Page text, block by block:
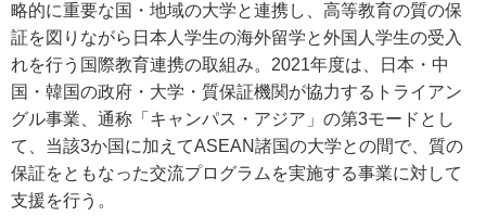
略的に重要な国・地域の大学と連携し、高等教育の質の保
証を図りながら日本人学生の海外留学と外国人学生の受入
れを行う国際教育連携の取組み。2021年度は、日本・中
国・韓国の政府・大学・質保証機関が協力するトライアン
グル事業、通称「キャンパス・アジア」の第3モードとし
て、当該3か国に加えてASEAN諸国の大学との間で、質の
保証をともなった交流プログラムを実施する事業に対して
支援を行う。